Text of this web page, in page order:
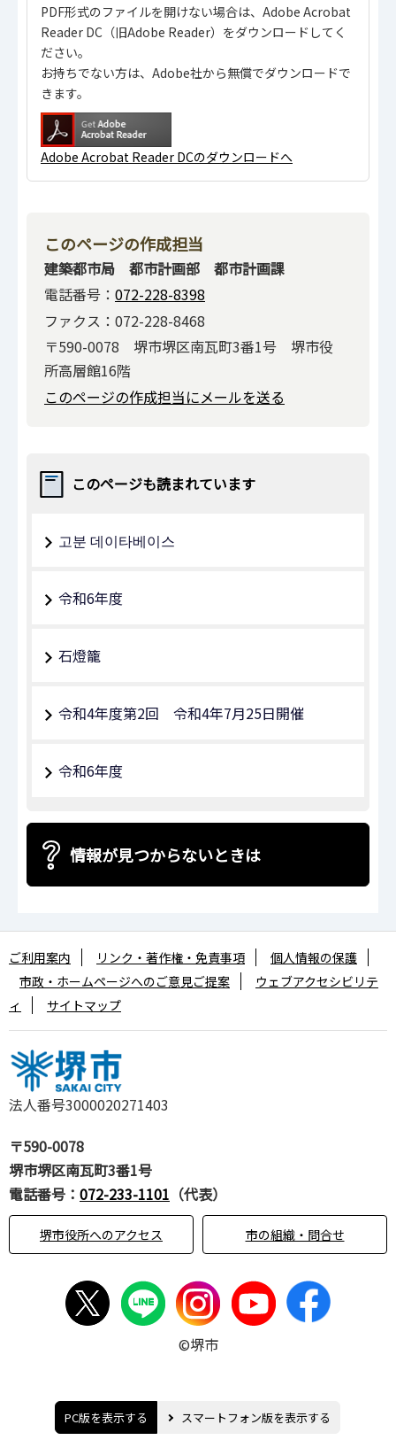
PDF形式のファイルを開けない場合は、Adobe Acrobat
Reader DC（旧Adobe Reader）をダウンロードしてく
ださい。
お持ちでない方は、Adobe社から無償でダウンロードで
きます。
Adobe Acrobat Reader DCのダウンロードへ
このページの作成担当
建築都市局 都市計画部 都市計画課
電話番号： 072-228-8398
ファクス：072-228-8468
〒590-0078 堺市堺区南瓦町3番1号 堺市役
所高層館16階
このページの作成担当にメールを送る
このページも読まれています
고분 데이타베이스
令和6年度
石燈籠
令和4年度第2回 令和4年7月25日開催
令和6年度
情報が見つからないときは
法人番号3000020271403
〒590-0078
堺市堺区南瓦町3番1号
電話番号： 072-233-1101 （代表）
堺市役所へのアクセス 市の組織・問合せ
ご利用案内 リンク・著作権・免責事項
個人情報の保護
市政・ホームページへのご意見ご提案
ウェブアクセシビリテ
ィ
サイトマップ
©堺市
PC版を表示する スマートフォン版を表示する